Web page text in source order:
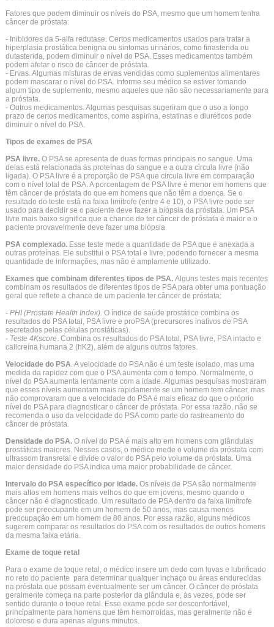
Fatores que podem diminuir os níveis do PSA, mesmo que um homem tenha
câncer de próstata:
- Inibidores da 5-alfa redutase. Certos medicamentos usados ​​para tratar a
hiperplasia prostática benigna ou sintomas urinários, como finasterida ou
dutasterida, podem diminuir o nível do PSA. Esses medicamentos também
podem afetar o risco de câncer de próstata.
- Ervas. Algumas misturas de ervas vendidas como suplementos alimentares
podem mascarar o nível do PSA. Informe seu médico se estiver tomando
algum tipo de suplemento, mesmo aqueles que não são necessariamente para
a próstata.
- Outros medicamentos. Algumas pesquisas sugeriram que o uso a longo
prazo de certos medicamentos, como aspirina, estatinas e diuréticos pode
diminuir o nível do PSA.
Tipos de exames de PSA
PSA livre. O PSA se apresenta de duas formas principais no sangue. Uma
delas está relacionada às proteínas do sangue e a outra circula livre (não
ligada). O PSA livre é a proporção de PSA que circula livre em comparação
com o nível total de PSA. A porcentagem de PSA livre é menor em homens que
têm câncer de próstata do que em homens que não têm a doença. Se o
resultado do teste está na faixa limítrofe (entre 4 e 10), o PSA livre pode ser
usado para decidir se o paciente deve fazer a biópsia da próstata. Um PSA
livre mais baixo significa que a chance de ter câncer de próstata é maior e o
paciente provavelmente deve fazer uma biópsia.
PSA complexado.Esse teste mede a quantidade de PSA que é anexada a
outras proteínas. Ele substitui o PSA total e livre, podendo fornecer a mesma
quantidade de informações, mas não é amplamente utilizado.
Exames que combinam diferentes tipos de PSA. Alguns testes mais recentes
combinam os resultados de diferentes tipos de PSA para obter uma pontuação
geral que reflete a chance de um paciente ter câncer de próstata:
- PHI (Prostate Health Index). O índice de saúde prostático combina os
resultados do PSA total, PSA livre e proPSA (precursores inativos de PSA
secretados pelas células prostáticas).
- Teste 4Kscore. Combina os resultados do PSA total, PSA livre, PSA intacto e
calicreína humana 2 (hK2), além de alguns outros fatores.
Velocidade do PSA. A velocidade do PSA não é um teste isolado, mas uma
medida da rapidez com que o PSA aumenta com o tempo. Normalmente, o
nível do PSA aumenta lentamente com a idade. Algumas pesquisas mostraram
que esses níveis aumentam mais rapidamente se um homem tem câncer, mas
não comprovaram que a velocidade do PSA é mais eficaz do que o próprio
nível do PSA para diagnosticar o câncer de próstata. Por essa razão, não se
recomenda o uso da velocidade do PSA como parte do rastreamento do
câncer de próstata.
Densidade do PSA.O nível do PSA é mais alto em homens com glândulas
prostáticas maiores. Nesses casos, o médico mede o volume da próstata com
ultrassom transretal e divide o valor do PSA pelo volume da próstata. Uma
maior densidade do PSA indica uma maior probabilidade de câncer.
Intervalo do PSA específico por idade.Os níveis de PSA são normalmente
mais altos em homens mais velhos do que em jovens, mesmo quando o
câncer não é diagnosticado. Um resultado de PSA dentro da faixa limítrofe
pode ser preocupante em um homem de 50 anos, mas causa menos
preocupação em um homem de 80 anos. Por essa razão, alguns médicos
sugerem comparar os resultados do PSA com os resultados de outros homens
da mesma faixa etária.
Exame de toque retal
Para o exame de toque retal, o médico insere um dedo com luvas e lubrificado
no reto do paciente para determinar qualquer inchaço ou áreas endurecidas
na próstata que possam eventualmente ser um câncer. O câncer de próstata
geralmente começa na parte posterior da glândula e, às vezes, pode ser
sentido durante o toque retal. Esse exame pode ser desconfortável,
principalmente para homens que têm hemorroidas, mas geralmente não é
doloroso e dura apenas alguns minutos.